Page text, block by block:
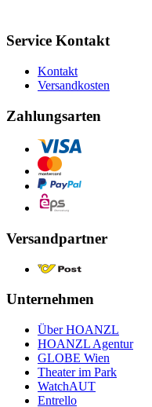
Service Kontakt
Kontakt
Versandkosten
Zahlungsarten
Versandpartner
Unternehmen
Über HOANZL
HOANZL Agentur
GLOBE Wien
Theater im Park
WatchAUT
Entrello